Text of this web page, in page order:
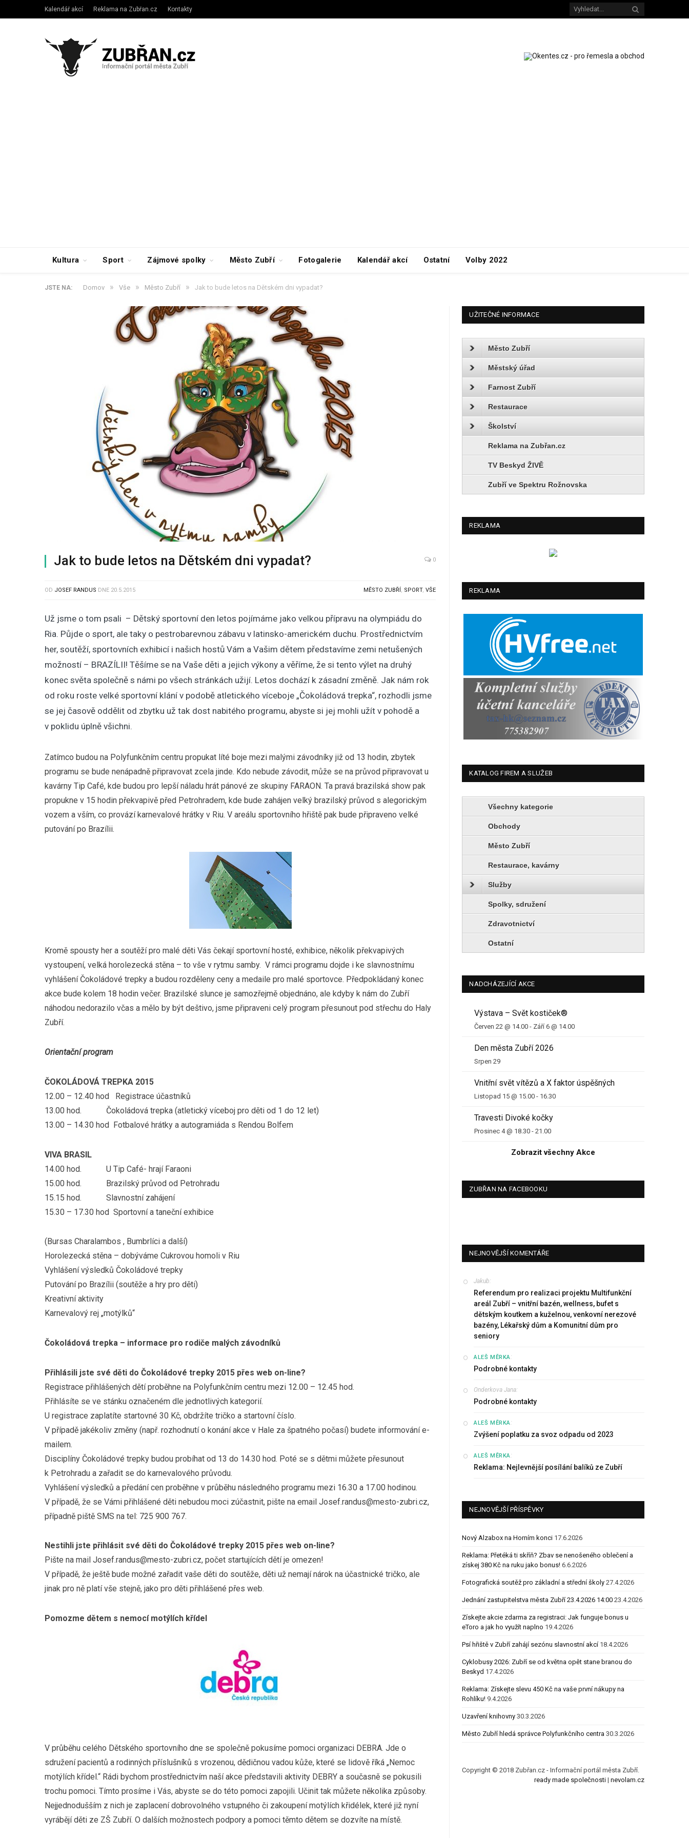
Kalendář akcí Reklama na Zubřan.cz Kontakty
Kultura Sport Zájmové spolky Město Zubří Fotogalerie Kalendář akcí Ostatní Volby 2022
JSTE NA: Domov » Vše » Město Zubří » Jak to bude letos na Dětském dni vypadat?
Jak to bude letos na Dětském dni vypadat? 0
OD JOSEF RANDUS DNE 20.5.2015 MĚSTO ZUBŘÍ, SPORT,VŠE
Už jsme o tom psali – Dětský sportovní den letos pojímáme jako velkou přípravu na olympiádu do
Ria. Půjde o sport, ale taky o pestrobarevnou zábavu v latinsko-americkém duchu. Prostřednictvím
her, soutěží, sportovních exhibicí i našich hostů Vám a Vašim dětem představíme zemi netušených
možností – BRAZÍLII! Těšíme se na Vaše děti a jejich výkony a věříme, že si tento výlet na druhý
konec světa společně s námi po všech stránkách užijí. Letos dochází k zásadní změně. Jak nám rok
od roku roste velké sportovní klání v podobě atletického víceboje „Čokoládová trepka“, rozhodli jsme
se jej časově oddělit od zbytku už tak dost nabitého programu, abyste si jej mohli užít v pohodě a
v poklidu úplně všichni.
Zatímco budou na Polyfunkčním centru propukat líté boje mezi malými závodníky již od 13 hodin, zbytek
programu se bude nenápadně připravovat zcela jinde. Kdo nebude závodit, může se na průvod připravovat u
kavárny Tip Café, kde budou pro lepší náladu hrát pánové ze skupiny FARAON. Ta pravá brazilská show pak
propukne v 15 hodin překvapivě před Petrohradem, kde bude zahájen velký brazilský průvod s alegorickým
vozem a vším, co provází karnevalové hrátky v Riu. V areálu sportovního hřiště pak bude připraveno velké
putování po Brazílii.
Kromě spousty her a soutěží pro malé děti Vás čekají sportovní hosté, exhibice, několik překvapivých
vystoupení, velká horolezecká stěna – to vše v rytmu samby. V rámci programu dojde i ke slavnostnímu
vyhlášení Čokoládové trepky a budou rozděleny ceny a medaile pro malé sportovce. Předpokládaný konec
akce bude kolem 18 hodin večer. Brazilské slunce je samozřejmě objednáno, ale kdyby k nám do Zubří
náhodou nedorazilo včas a mělo by být deštivo, jsme připraveni celý program přesunout pod střechu do Haly
Zubří.
Orientační program
ČOKOLÁDOVÁ TREPKA 2015
12.00 – 12.40 hod Registrace účastníků
13.00 hod. Čokoládová trepka (atletický víceboj pro děti od 1 do 12 let)
13.00 – 14.30 hod Fotbalové hrátky a autogramiáda s Rendou Bolfem
VIVA BRASIL
14.00 hod. U Tip Café- hrají Faraoni
15.00 hod. Brazilský průvod od Petrohradu
15.15 hod. Slavnostní zahájení
15.30 – 17.30 hod Sportovní a taneční exhibice
(Bursas Charalambos , Bumbrlíci a další)
Horolezecká stěna – dobýváme Cukrovou homoli v Riu
Vyhlášení výsledků Čokoládové trepky
Putování po Brazílii (soutěže a hry pro děti)
Kreativní aktivity
Karnevalový rej „motýlků“
Čokoládová trepka – informace pro rodiče malých závodníků
Přihlásili jste své děti do Čokoládové trepky 2015 přes web on-line?
Registrace přihlášených dětí proběhne na Polyfunkčním centru mezi 12.00 – 12.45 hod.
Přihlásíte se ve stánku označeném dle jednotlivých kategorií.
U registrace zaplatíte startovné 30 Kč, obdržíte tričko a startovní číslo.
V případě jakékoliv změny (např. rozhodnutí o konání akce v Hale za špatného počasí) budete informování e-
mailem.
Disciplíny Čokoládové trepky budou probíhat od 13 do 14.30 hod. Poté se s dětmi můžete přesunout
k Petrohradu a zařadit se do karnevalového průvodu.
Vyhlášení výsledků a předání cen proběhne v průběhu následného programu mezi 16.30 a 17.00 hodinou.
V případě, že se Vámi přihlášené děti nebudou moci zúčastnit, pište na email Josef.randus@mesto-zubri.cz,
případně piště SMS na tel: 725 900 767.
Nestihli jste přihlásit své děti do Čokoládové trepky 2015 přes web on-line?
Pište na mail Josef.randus@mesto-zubri.cz, počet startujících dětí je omezen!
V případě, že ještě bude možné zařadit vaše děti do soutěže, děti už nemají nárok na účastnické tričko, ale
jinak pro ně platí vše stejně, jako pro děti přihlášené přes web.
Pomozme dětem s nemocí motýlích křídel
V průběhu celého Dětského sportovního dne se společně pokusíme pomoci organizaci DEBRA. Jde o
sdružení pacientů a rodinných příslušníků s vrozenou, dědičnou vadou kůže, které se lidově říká „Nemoc
motýlích křídel.“ Rádi bychom prostřednictvím naší akce představili aktivity DEBRY a současně se pokusili
trochu pomoci. Tímto prosíme i Vás, abyste se do této pomoci zapojili. Učinit tak můžete několika způsoby.
Nejjednodušším z nich je zaplacení dobrovolného vstupného či zakoupení motýlích křidélek, které již nyní
vyrábějí děti ze ZŠ Zubří. O dalších možnostech podpory a pomoci těmto dětem se dozvíte na místě.
UŽITEČNÉ INFORMACE
Město Zubří
Městský úřad
Farnost Zubří
Restaurace
Školství
Reklama na Zubřan.cz
TV Beskyd ŽIVĚ
Zubří ve Spektru Rožnovska
REKLAMA
REKLAMA
KATALOG FIREM A SLUŽEB
Všechny kategorie
Obchody
Město Zubří
Restaurace, kavárny
Služby
Spolky, sdružení
Zdravotnictví
Ostatní
NADCHÁZEJÍCÍ AKCE
Výstava – Svět kostiček®
Červen 22 @ 14.00 - Září 6 @ 14.00
Den města Zubří 2026
Srpen 29
Vnitřní svět vítězů a X faktor úspěšných
Listopad 15 @ 15.00 - 16.30
Travesti Divoké kočky
Prosinec 4 @ 18.30 -21.00
Zobrazit všechny Akce
ZUBŘAN NA FACEBOOKU
NEJNOVĚJŠÍ KOMENTÁŘE
Jakub:
Referendum pro realizaci projektu Multifunkční
areál Zubří – vnitřní bazén, wellness, bufet s
dětským koutkem a kuželnou, venkovní nerezové
bazény, Lékařský dům a Komunitní dům pro
seniory
ALEŠ MĚRKA:
Podrobné kontakty
Onderkova Jana:
Podrobné kontakty
ALEŠ MĚRKA:
Zvýšení poplatku za svoz odpadu od 2023
ALEŠ MĚRKA:
Reklama: Nejlevnější posílání balíků ze Zubří
NEJNOVĚJŠÍ PŘÍSPĚVKY
Nový Alzabox na Horním konci 17.6.2026
Reklama: Přetéká ti skříň? Zbav se nenošeného oblečení a
získej 380 Kč na ruku jako bonus! 6.6.2026
Fotografická soutěž pro základní a střední školy 27.4.2026
Jednání zastupitelstva města Zubří 23.4.2026 14:00 23.4.2026
Získejte akcie zdarma za registraci: Jak funguje bonus u
eToro a jak ho využít naplno 19.4.2026
Psí hřiště v Zubří zahájí sezónu slavnostní akcí 18.4.2026
Cyklobusy 2026: Zubří se od května opět stane branou do
Beskyd 17.4.2026
Reklama: Získejte slevu 450 Kč na vaše první nákupy na
Rohlíku! 9.4.2026
Uzavření knihovny 30.3.2026
Město Zubří hledá správce Polyfunkčního centra 30.3.2026
Copyright © 2018 Zubřan.cz - Informační portál města Zubří.
ready made společnosti| nevolam.cz